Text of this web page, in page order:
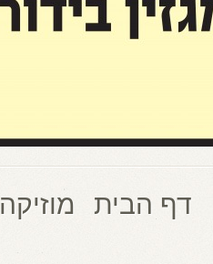
דף הבית מוזיקה